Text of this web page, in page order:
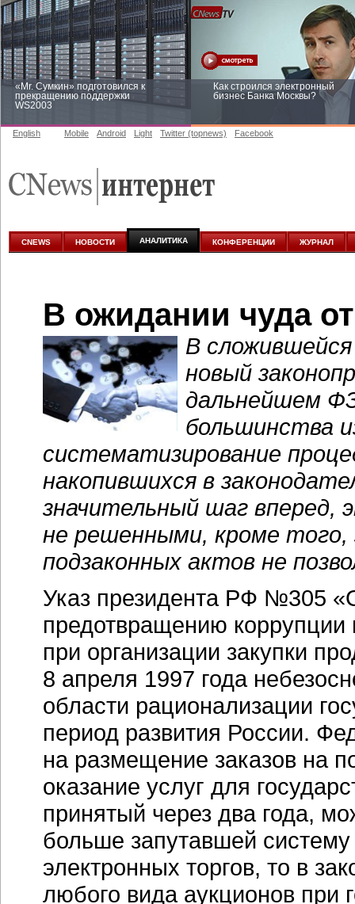
«Mr. Сумкин» подготовился к
прекращению поддержки
WS2003
Как строился электронный
бизнес Банка Москвы?
аналитике
English Mobile Android Light Twitter (topnews) Facebook
CNEWS НОВОСТИ АНАЛИТИКА КОНФЕРЕНЦИИ ЖУРНАЛ
В ожидании чуда
В
новый
дальнейшем
большинства
систематизирование
накопившихся в
значительный шаг вперед,
не решенными, кроме того,
подзаконных актов не
Указ президента РФ №305
предотвращению
при организации закупки
8 апреля 1997 года
области рационализации
период развития России.
на размещение заказов на
оказание услуг для
принятый через два года,
больше запутавшей систему
электронных торгов, то в
любого вида аукционов при